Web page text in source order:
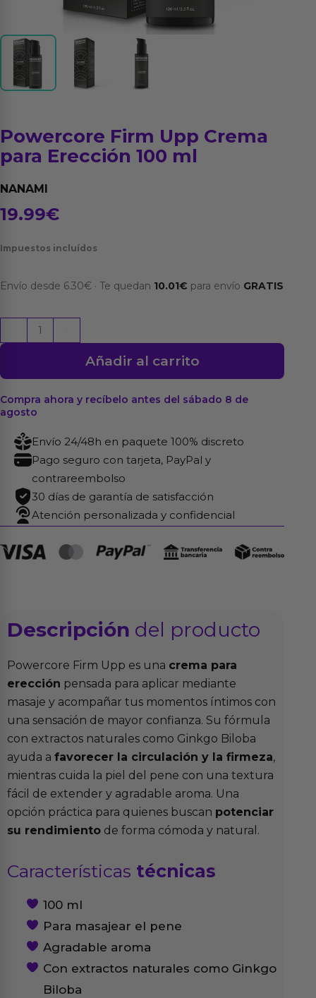
Powercore Firm Upp Crema
para Erección 100 ml
NANAMI
19.99€
Impuestos incluídos
Envío desde 6.30€ · Te quedan 10.01€ para envío GRATIS
Powercore
Firm
Crema
para
Erección
100
Añadir al carrito
Compra ahora y recíbelo antes del sábado 8 de
agosto
Envío 24/48h en paquete 100% discreto
Pago seguro con tarjeta, PayPal y
contrareembolso
30 días de garantía de satisfacción
Atención personalizada y confidencial
Descripción del producto
Powercore Firm Upp es una crema para
erección pensada para aplicar mediante
masaje y acompañar tus momentos íntimos con
una sensación de mayor confianza. Su fórmula
con extractos naturales como Ginkgo Biloba
ayuda a favorecer la circulación y la firmeza,
mientras cuida la piel del pene con una textura
fácil de extender y agradable aroma. Una
opción práctica para quienes buscan potenciar
su rendimiento de forma cómoda y natural.
Características técnicas
100 ml
Para masajear el pene
Agradable aroma
Con extractos naturales como Ginkgo
Biloba